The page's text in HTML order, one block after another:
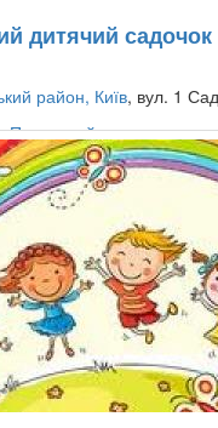
дитячий
район, Київ, вул. 1
Приватний